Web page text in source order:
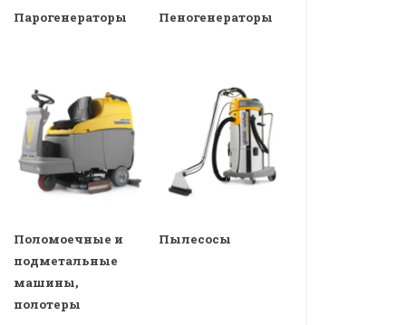
Парогенераторы Пеногенераторы
Поломоечные и
подметальные
машины,
полотеры
Пылесосы